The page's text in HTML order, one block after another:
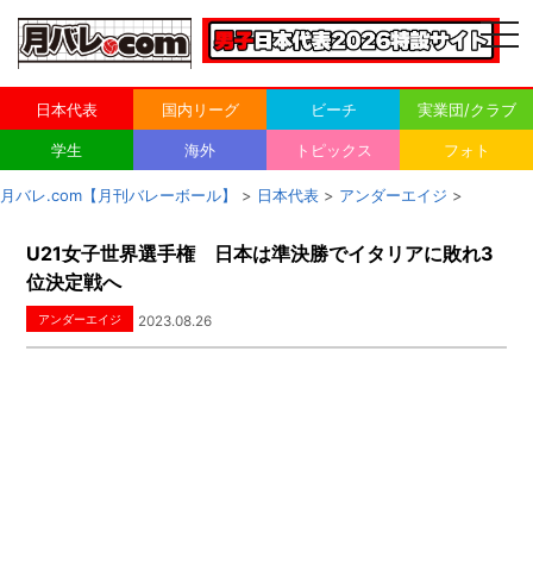
日本代表 国内リーグ ビーチ 実業団/クラブ
学生 海外 トピックス フォト
月バレ.com【月刊バレーボール】 > 日本代表 > アンダーエイジ >
U21女子世界選手権 日本は準決勝でイタリアに敗れ3
位決定戦へ
アンダーエイジ 2023.08.26